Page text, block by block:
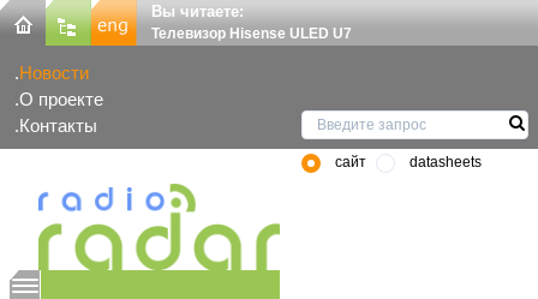
Вы читаете:
Телевизор Hisense ULED U7
Новости
О проекте
Контакты
сайт datasheets